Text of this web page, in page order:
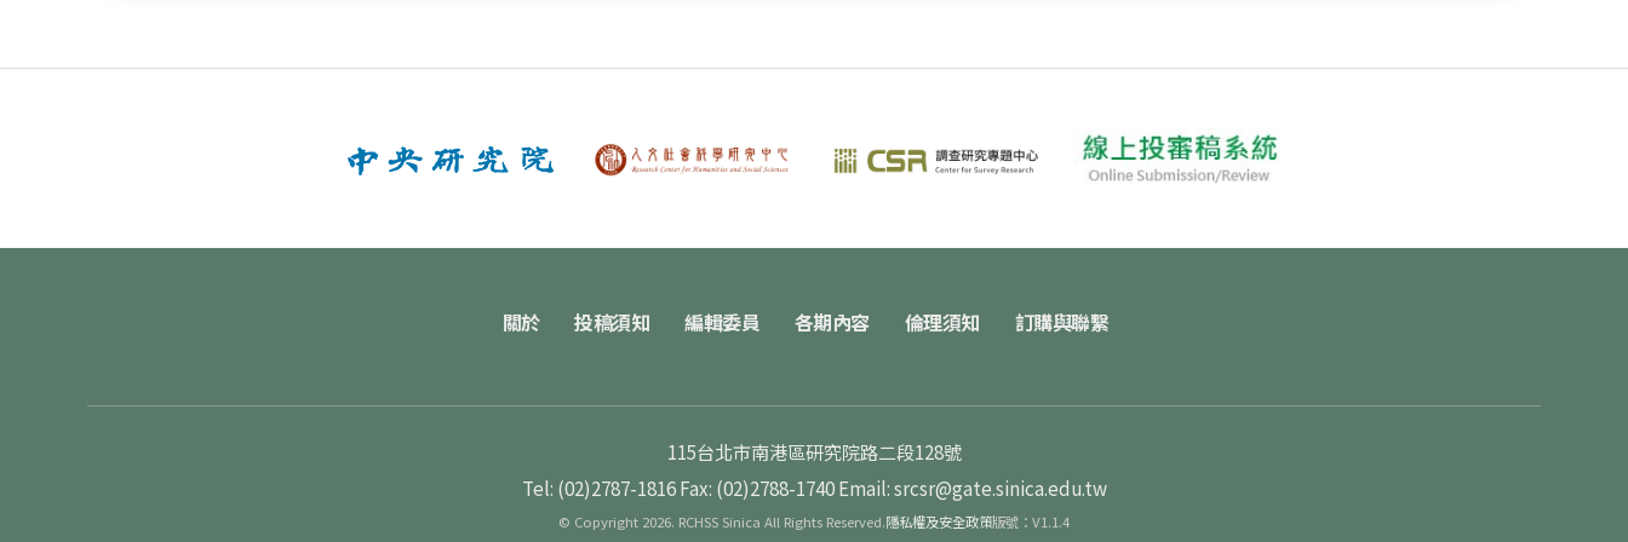
關於 投稿須知 編輯委員 各期內容 倫理須知 訂購與聯繫
115台北市南港區研究院路二段128號
Tel: (02)2787-1816 Fax: (02)2788-1740 Email: srcsr@gate.sinica.edu.tw
© Copyright 2026. RCHSS Sinica All Rights Reserved.隱私權及安全政策版號：V1.1.4